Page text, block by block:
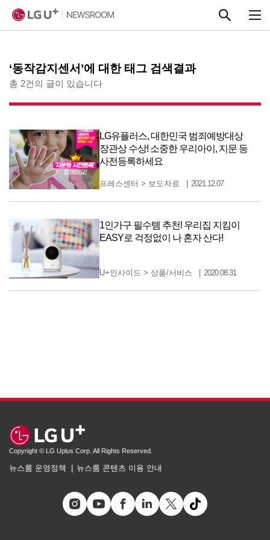
‘동작감지센서’에 대한 태그 검색결과
총 2건의 글이 있습니다
LG유플러스, 대한민국 범죄예방대상
장관상 수상! 소중한 우리아이, 지문 등
사전등록하세요
프레스센터 > 보도자료 2021.12.07
1인가구 필수템 추천! 우리집 지킴이
EASY로 걱정없이 나 혼자 산다!
U+인사이드 >상품/서비스 2020.08.31
Copyright © LG Uplus Corp. All Rights Reserved.
뉴스룸 운영정책 뉴스룸 콘텐츠 이용 안내